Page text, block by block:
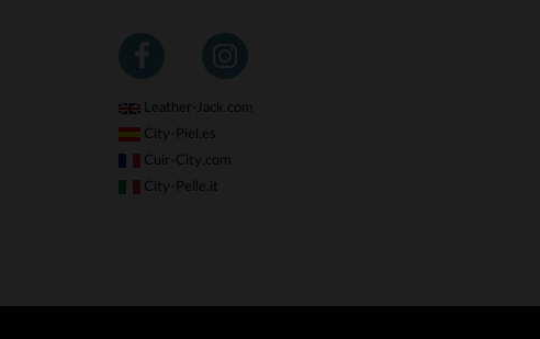
Leather-Jack.com
City-Piel.es
Cuir-City.com
City-Pelle.it